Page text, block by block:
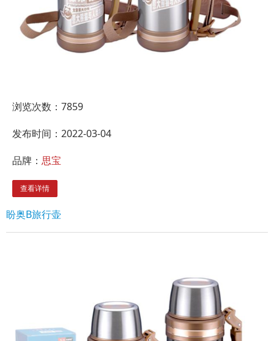
浏览次数： 7859
发布时间：2022-03-04
品牌： 思宝
查看详情
盼奥B旅行壶